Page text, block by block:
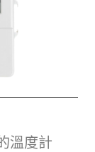
溫度計